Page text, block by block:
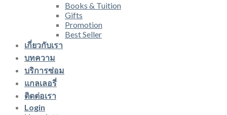
Books & Tuition
Gifts
Promotion
Best Seller
เกี่ยวกับเรา
บทความ
บริการซ่อม
แกลเลอรี่
ติดต่อเรา
Login